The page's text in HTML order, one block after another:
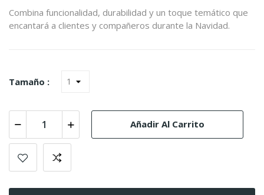
Combina funcionalidad, durabilidad y un toque temático que
encantará a clientes y compañeros durante la Navidad.
Tamaño :
Añadir Al Carrito